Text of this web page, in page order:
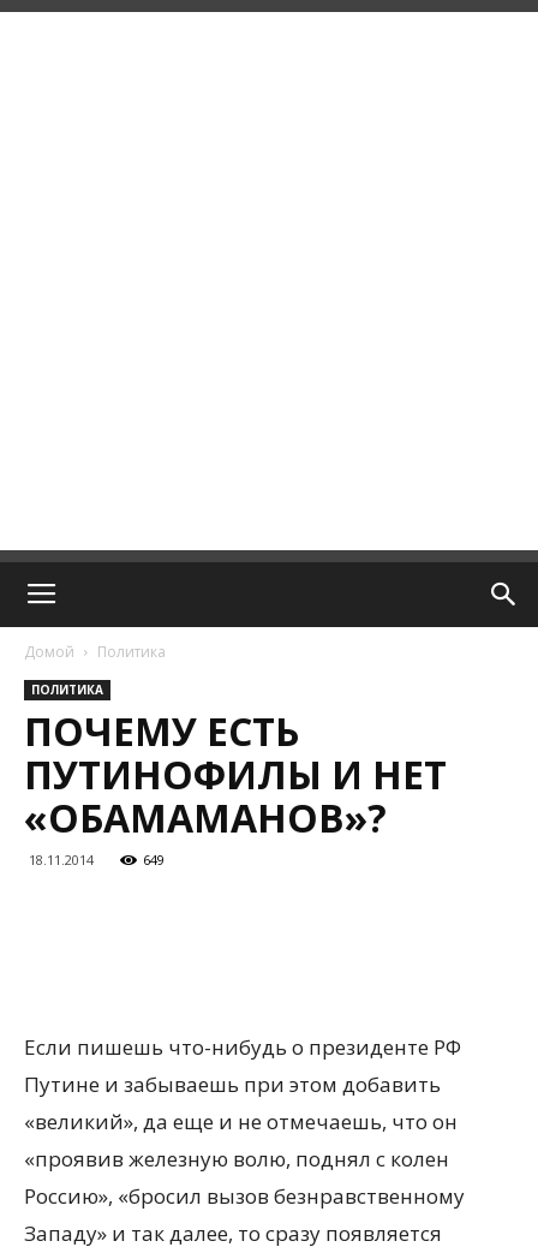
Домой Политика
ПОЛИТИКА
ПОЧЕМУ ЕСТЬ
ПУТИНОФИЛЫ И НЕТ
«ОБАМАМАНОВ»?
18.11.2014 649
Если пишешь что-нибудь о президенте РФ
Путине и забываешь при этом добавить
«великий», да еще и не отмечаешь, что он
«проявив железную волю, поднял с колен
Россию», «бросил вызов безнравственному
Западу» и так далее, то сразу появляется